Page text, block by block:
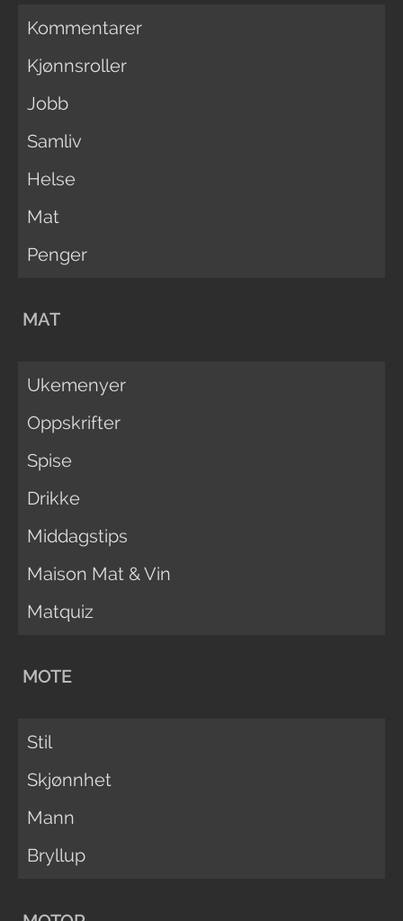
Kommentarer
Kjønnsroller
Jobb
Samliv
Helse
Mat
Penger
MAT
Ukemenyer
Oppskrifter
Spise
Drikke
Middagstips
Maison Mat & Vin
Matquiz
MOTE
Stil
Skjønnhet
Mann
Bryllup